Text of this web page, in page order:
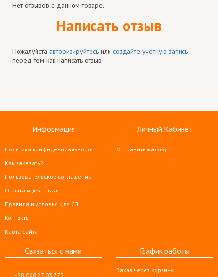
Нет отзывов о данном товаре.
Написать отзыв
Пожалуйста авторизируйтесь или создайте учетную запись
перед тем как написать отзыв
Информация
Политика конфиденциальности
Как заказать?
Пользовательское соглашение
Оплата и доставка
Правила и условия для СП
Контакты
Карта сайта
Личный Кабинет
Отправить жалобу
Связаться с нами
+38 068 27 03 773
График работы
Заказ через корзину